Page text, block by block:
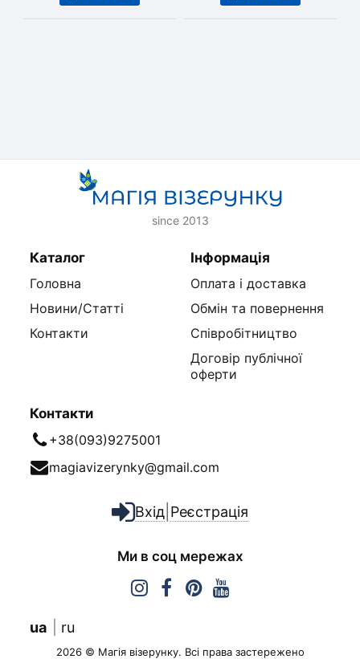
since 2013
Каталог
Головна
Новини/Статті
Контакти
Інформація
Оплата і доставка
Обмін та повернення
Співробітництво
Договір публічної
оферти
Контакти
+38(093)9275001
magiavizerynky@gmail.com
Вхід Реєстрація
Ми в соц мережах
ua ru
2026 © Магія візерунку. Всі права застережено